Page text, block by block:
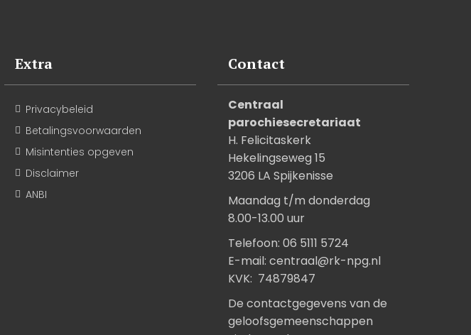
Extra
Privacybeleid
Betalingsvoorwaarden
Misintenties opgeven
Disclaimer
ANBI
Contact
Centraal
parochiesecretariaat
H. Felicitaskerk
Hekelingseweg 15
3206 LA Spijkenisse
Maandag t/m donderdag
8.00-13.00 uur
Telefoon: 06 5111 5724
E-mail: centraal@rk-npg.nl
KVK: 74879847
De contactgegevens van de
geloofsgemeenschappen